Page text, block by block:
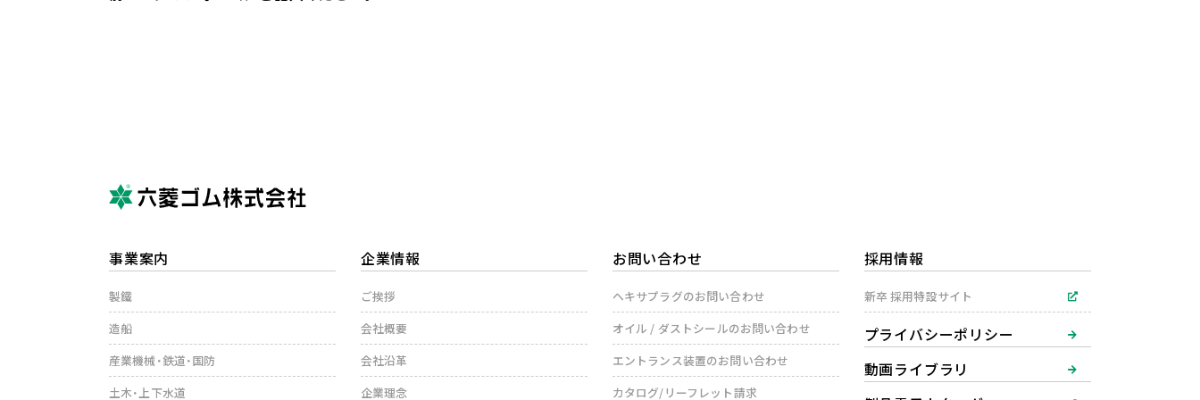
事業案内
製鐵
造船
産業機械・鉄道・国防
土木・上下水道
企業情報
ご挨拶
会社概要
会社沿革
企業理念
お問い合わせ
ヘキサプラグのお問い合わせ
オイル / ダストシールのお問い合わせ
エントランス装置のお問い合わせ
カタログ/リーフレット請求
採用情報
新卒 採用特設サイト
プライバシーポリシー
動画ライブラリ